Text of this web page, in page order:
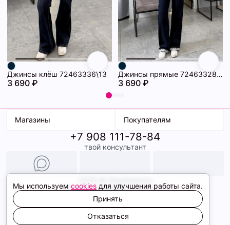
Джинсы клёш 72463336\13
3 690 ₽
Джинсы прямые 72463328\13
3 690 ₽
Магазины
ТК Терминал
ТРК Континент
Покупателям
Доставка
Условия оплаты
Образы
+7 908 111-78-84
твой консультант
Политика конфиденциальности
Соглашение cookie
Сайт создали
Мы используем cookies для улучшения работы сайта.
Принять
Отказаться